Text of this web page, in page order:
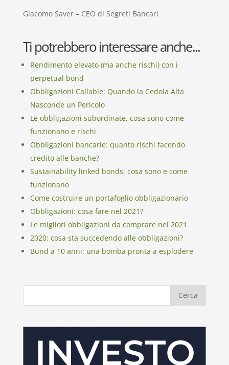
Giacomo Saver – CEO di Segreti Bancari
Ti potrebbero interessare anche...
Rendimento elevato (ma anche rischi) con i
perpetual bond
Obbligazioni Callable: Quando la Cedola Alta
Nasconde un Pericolo
Le obbligazioni subordinate, cosa sono come
funzionano e rischi
Obbligazioni bancarie: quanto rischi facendo
credito alle banche?
Sustainability linked bonds: cosa sono e come
funzionano
Come costruire un portafoglio obbligazionario
Obbligazioni: cosa fare nel 2021?
Le migliori obbligazioni da comprare nel 2021
2020: cosa sta succedendo alle obbligazioni?
Bund a 10 anni: una bomba pronta a esplodere